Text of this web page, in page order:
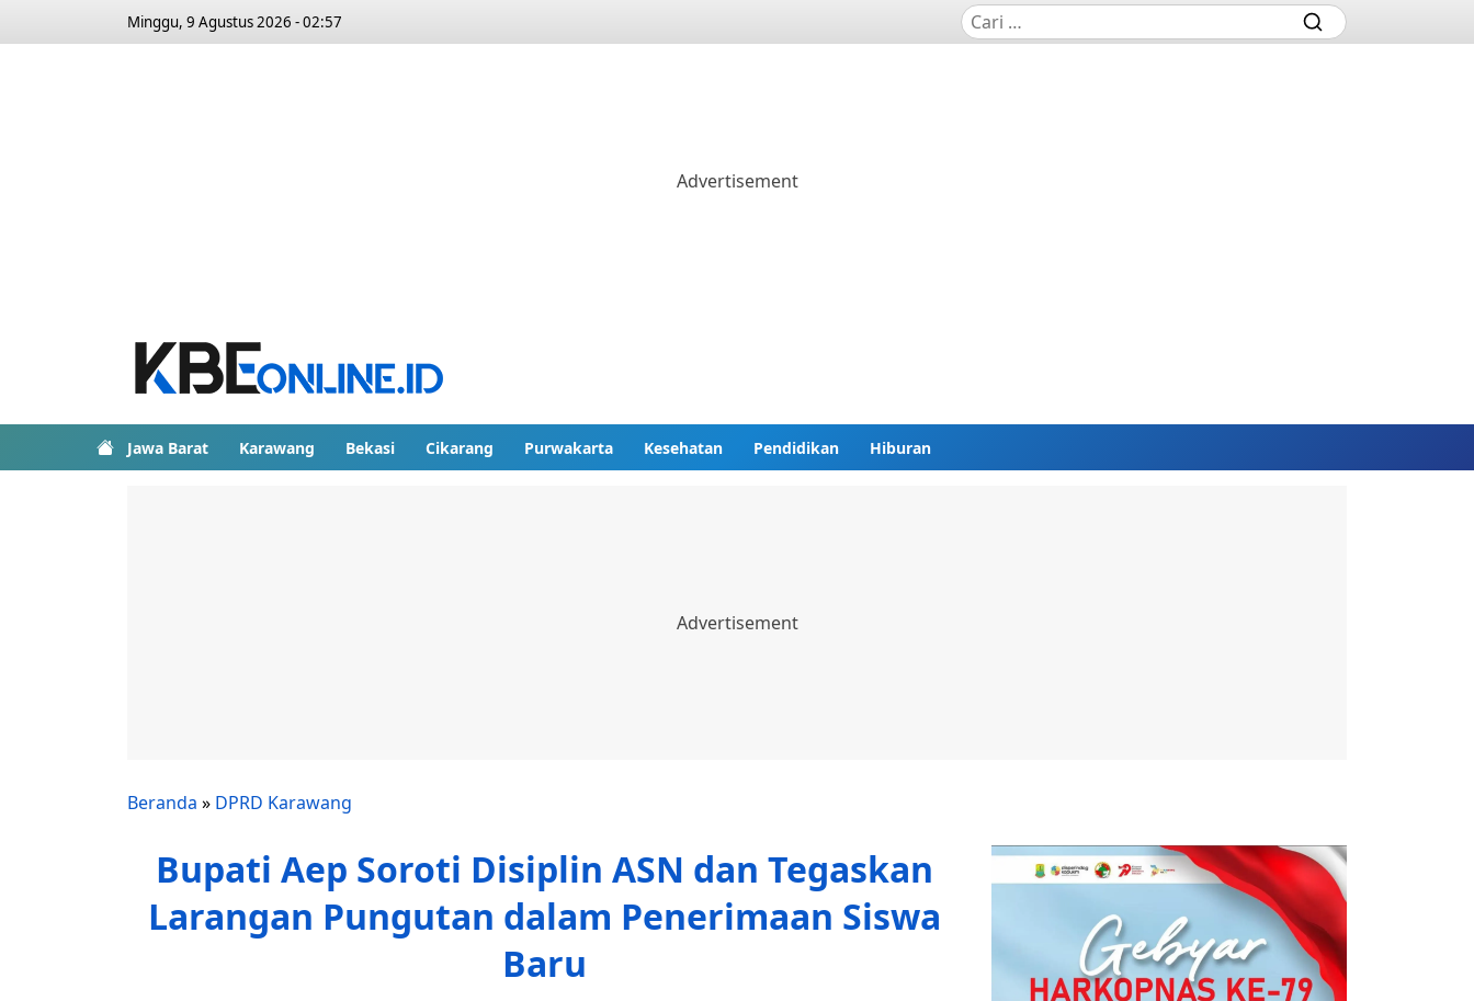
Minggu, 9 Agustus 2026 - 02:57
Jawa Barat Karawang Bekasi Cikarang Purwakarta Kesehatan Pendidikan Hiburan
Beranda » DPRD Karawang
Bupati Aep Soroti Disiplin ASN dan Tegaskan
Larangan Pungutan dalam Penerimaan Siswa
Baru